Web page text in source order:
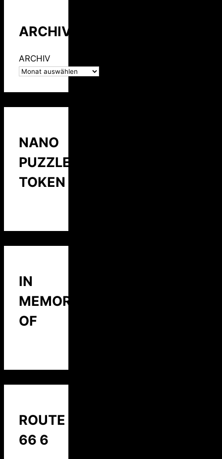
ARCHIV
ARCHIV
NANO
PUZZLE
TOKEN
IN
MEMORY
OF
ROUTE
66 6